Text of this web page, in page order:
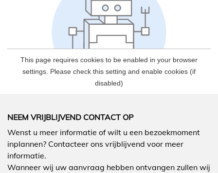
NEEM VRIJBLIJVEND CONTACT OP
Wenst u meer informatie of wilt u een bezoekmoment
inplannen? Contacteer ons vrijblijvend voor meer
informatie.
Wanneer wij uw aanvraag hebben ontvangen zullen wij